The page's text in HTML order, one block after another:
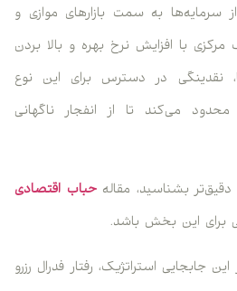
به سمت بازارهای موازی و
با افزایش نرخ بهره و بالا بردن
نقدینگی در دسترس برای این نوع
می‌کند تا از انفجار ناگهانی
بشناسید، مقالهحباب اقتصادی
برای این بخش باشد.
جابجایی استراتژیک، رفتار فدرال رزرو